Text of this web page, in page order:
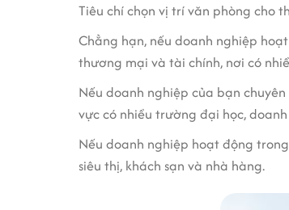
Tiêu chí chọn vị trí văn phòng cho
Chẳng hạn, nếu doanh nghiệp
thương mại và tài chính, nơi có
Nếu doanh nghiệp của bạn
vực có nhiều trường đại học,
Nếu doanh nghiệp hoạt động
siêu thị, khách sạn và nhà hàng.